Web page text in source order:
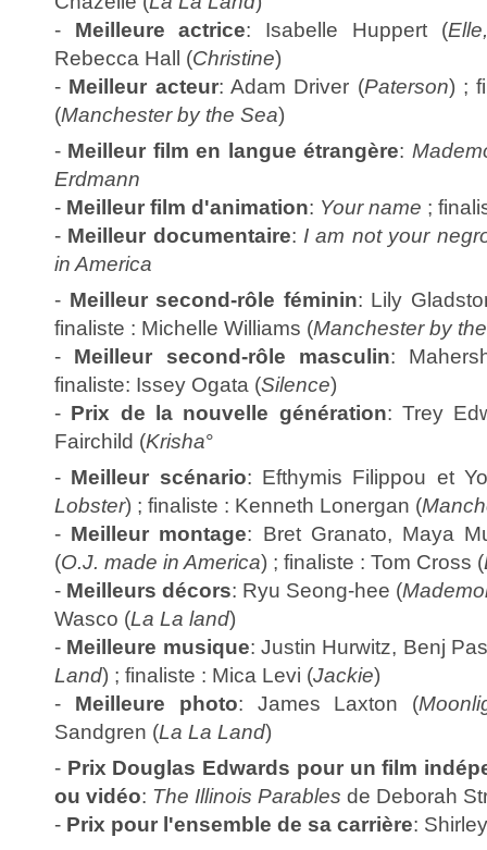
- Meilleure actrice: Isabelle Huppert (
Rebecca Hall (Christine)
- Meilleur acteur: Adam Driver (Paterson) ;
(Manchester by the Sea)
- Meilleur film en langue étrangère:
Erdmann
- Meilleur film d'animation: Your name ;
- Meilleur documentaire: I am not your
in America
- Meilleur second-rôle féminin: Lily
finaliste : Michelle Williams (Manchester by
- Meilleur second-rôle masculin:
finaliste: Issey Ogata (Silence)
- Prix de la nouvelle génération: Trey
Fairchild (Krisha°
- Meilleur scénario: Efthymis Filippou et
Lobster) ; finaliste : Kenneth Lonergan (
- Meilleur montage: Bret Granato, Maya
(O.J. made in America) ; finaliste : Tom Cross (
- Meilleurs décors: Ryu Seong-hee (
Wasco (La La land)
- Meilleure musique: Justin Hurwitz, Benj
Land) ; finaliste : Mica Levi (Jackie)
- Meilleure photo: James Laxton (
Sandgren (La La Land)
- Prix Douglas Edwards pour un film
ou vidéo: The Illinois Parables de Deborah
- Prix pour l'ensemble de sa carrière: